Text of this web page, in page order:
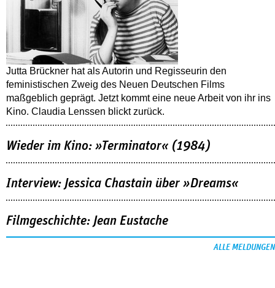
Jutta Brückner hat als Autorin und Regisseurin den
feministischen Zweig des Neuen Deutschen Films
maßgeblich geprägt. Jetzt kommt eine neue Arbeit von ihr ins
Kino. Claudia Lenssen blickt zurück.
Wieder im Kino: »Terminator« (1984)
Interview: Jessica Chastain über »Dreams«
Filmgeschichte: Jean Eustache
ALLE MELDUNGEN